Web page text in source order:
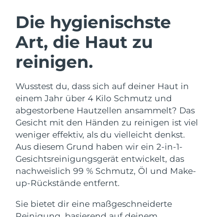
Die hygienischste
Art, die Haut zu
reinigen.
Wusstest du, dass sich auf deiner Haut in
einem Jahr über 4 Kilo Schmutz und
abgestorbene Hautzellen ansammelt? Das
Gesicht mit den Händen zu reinigen ist viel
weniger effektiv, als du vielleicht denkst.
Aus diesem Grund haben wir ein 2-in-1-
Gesichtsreinigungsgerät entwickelt, das
nachweislich 99 % Schmutz, Öl und Make-
up-Rückstände entfernt.
Sie bietet dir eine maßgeschneiderte
Gesichtsreinigung
Anti-aging massage
LUNA™ 4 Plus
Massage, LED heating
LUNA™ 4 Men
For men, anti-aging massage
Microcurrent toning
BEAR™ 2 go
Microcurrent toning on-the-go
BEAR™ 2 eyes & lips
Microcurrent line smoothing device
Hydratisierung
UFO™ 3 Set
Deep facial hydration
UFO™ 3 LED
device
Mundpflege
issa™ 4
Hybrid silicone sonic toothbrush
issa™ 4 plus
FAQ™ ANTI-AGING-BEHANDLUNG
Anti-aging LED-Behandlungen
NEW
Österreich Erwartete Lieferung
Bahrain Erwartete Lieferung
Belgien
Bermuda Erwartete Lieferung
Bosnien und
Herzegowina
Erwartete Lieferung8/14/26
Brunei Darussalam Erwartete Lieferung8/16/26
Bulgarien Erwartete Lieferung8/11/26